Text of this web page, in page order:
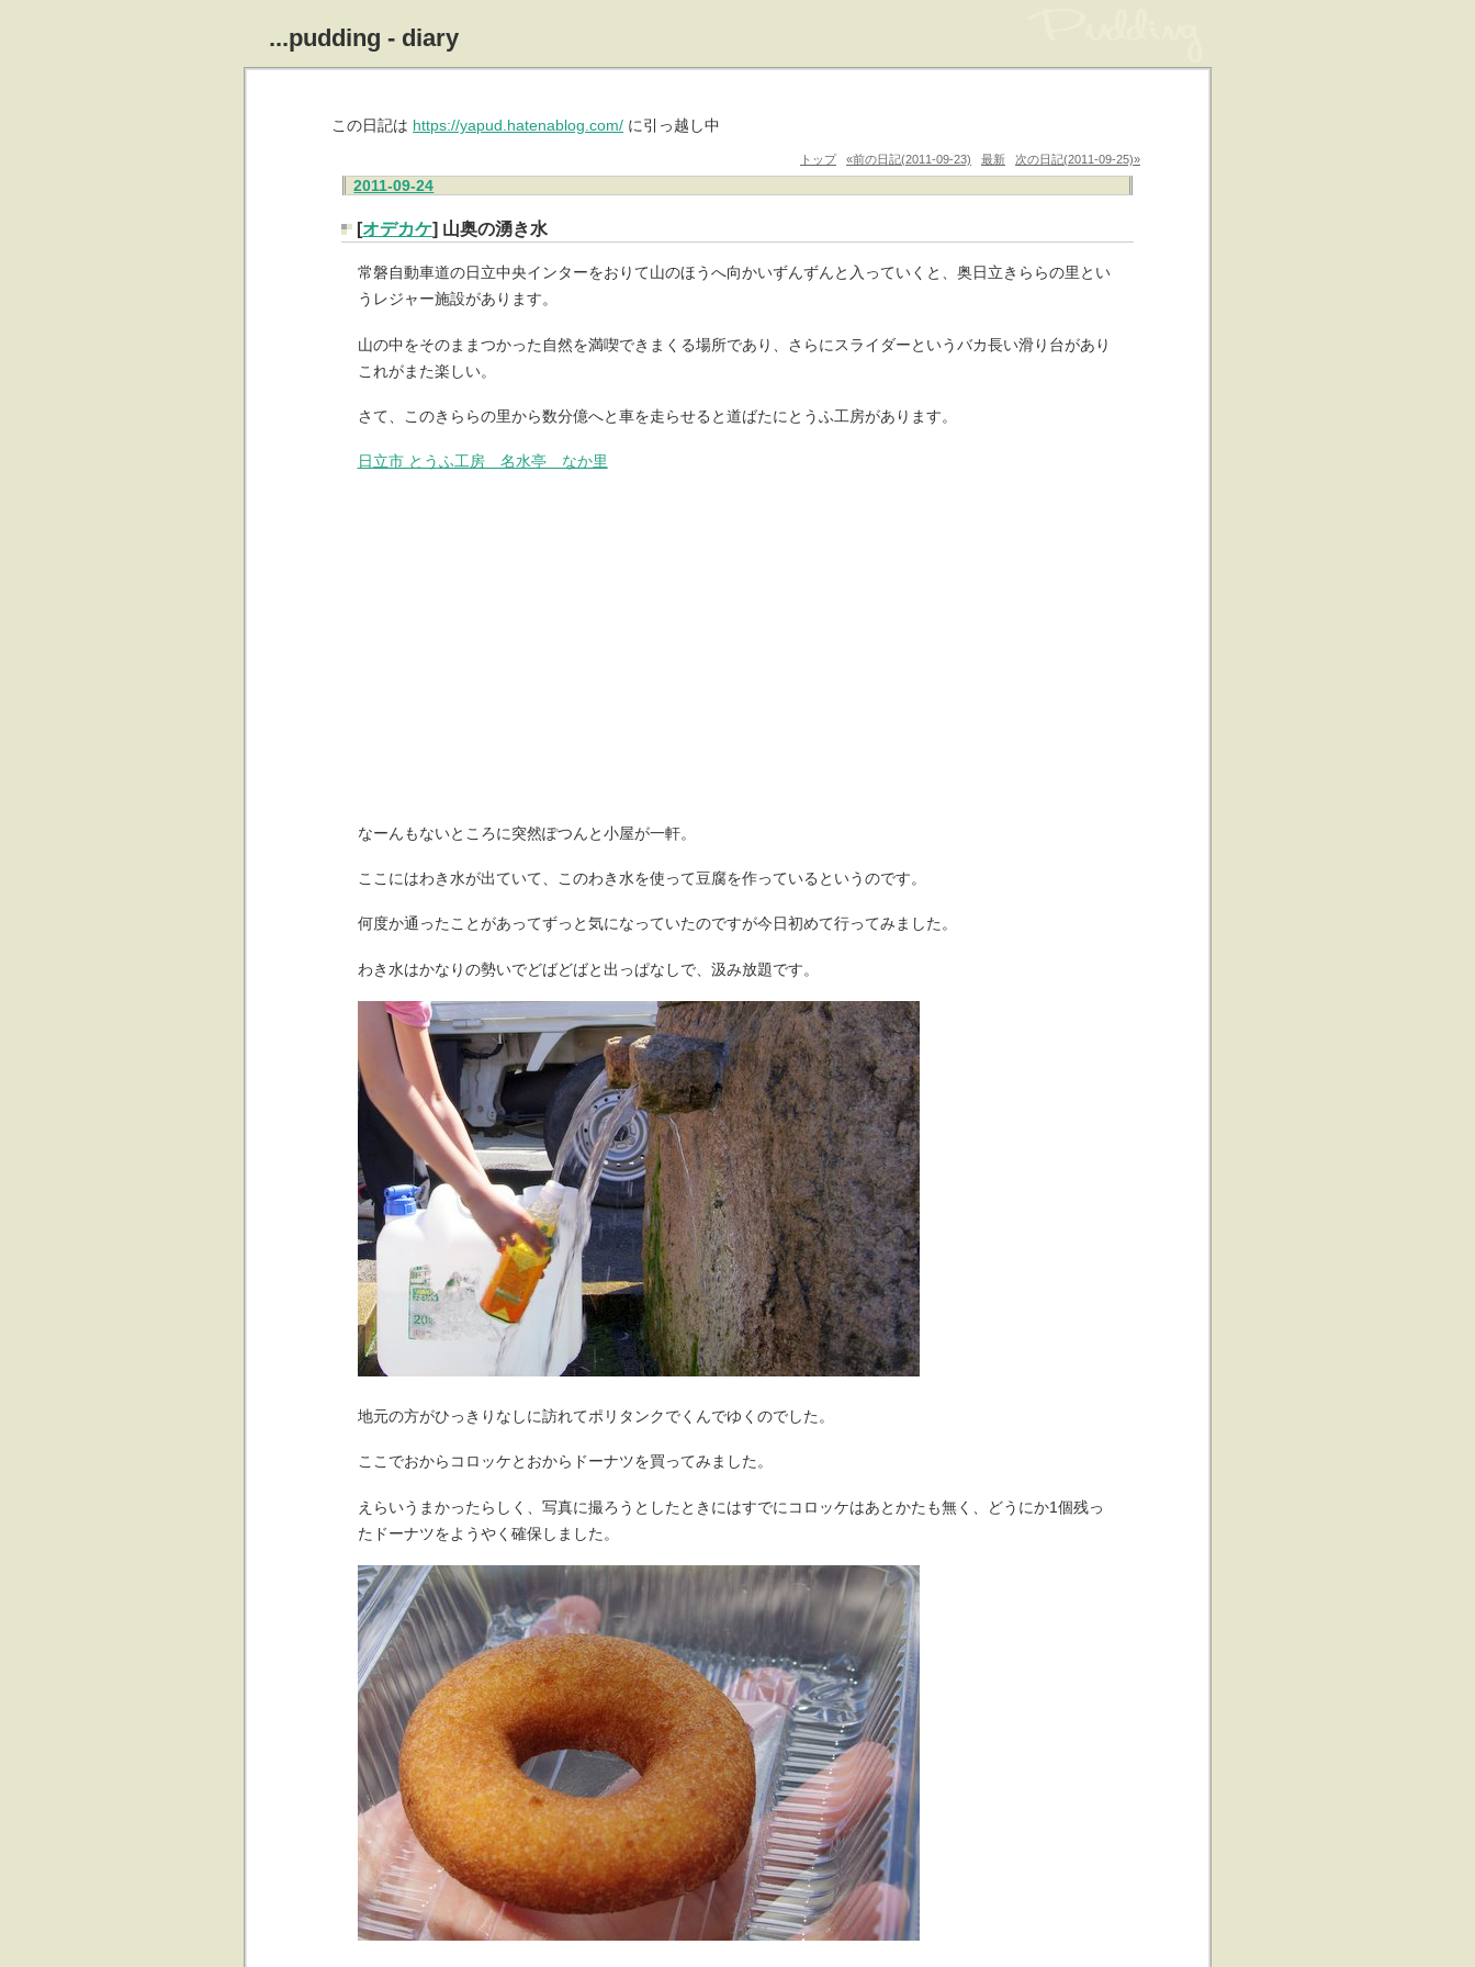
...pudding - diary
この日記は https://yapud.hatenablog.com/ に引っ越し中
トップ «前の日記(2011-09-23) 最新 次の日記(2011-09-25)»
2011-09-24
[オデカケ] 山奥の湧き水
常磐自動車道の日立中央インターをおりて山のほうへ向かいずんずんと入っていくと、奥日立きららの里とい
うレジャー施設があります。
山の中をそのままつかった自然を満喫できまくる場所であり、さらにスライダーというバカ長い滑り台があり
これがまた楽しい。
さて、このきららの里から数分億へと車を走らせると道ばたにとうふ工房があります。
日立市 とうふ工房 名水亭 なか里
なーんもないところに突然ぽつんと小屋が一軒。
ここにはわき水が出ていて、このわき水を使って豆腐を作っているというのです。
何度か通ったことがあってずっと気になっていたのですが今日初めて行ってみました。
わき水はかなりの勢いでどばどばと出っぱなしで、汲み放題です。
地元の方がひっきりなしに訪れてポリタンクでくんでゆくのでした。
ここでおからコロッケとおからドーナツを買ってみました。
えらいうまかったらしく、写真に撮ろうとしたときにはすでにコロッケはあとかたも無く、どうにか1個残っ
たドーナツをようやく確保しました。